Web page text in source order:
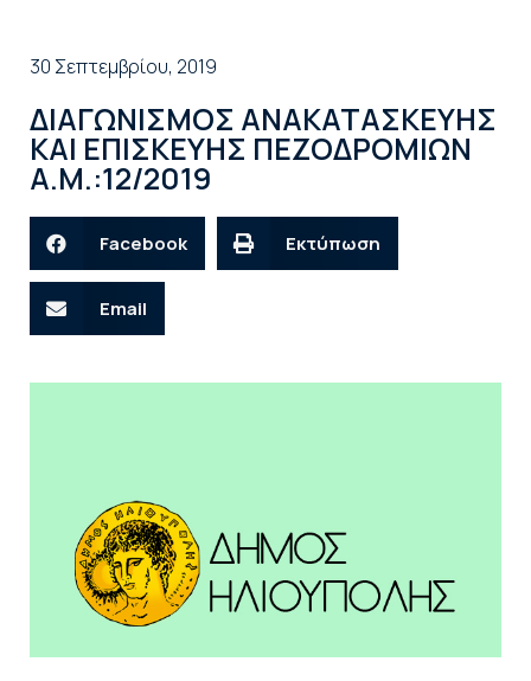
30 Σεπτεμβρίου, 2019
ΔΙΑΓΩΝΙΣΜΟΣ ΑΝΑΚΑΤΑΣΚΕΥΗΣ
ΚΑΙ ΕΠΙΣΚΕΥΗΣ ΠΕΖΟΔΡΟΜΙΩΝ
Α.Μ.:12/2019
Facebook Εκτύπωση
Email